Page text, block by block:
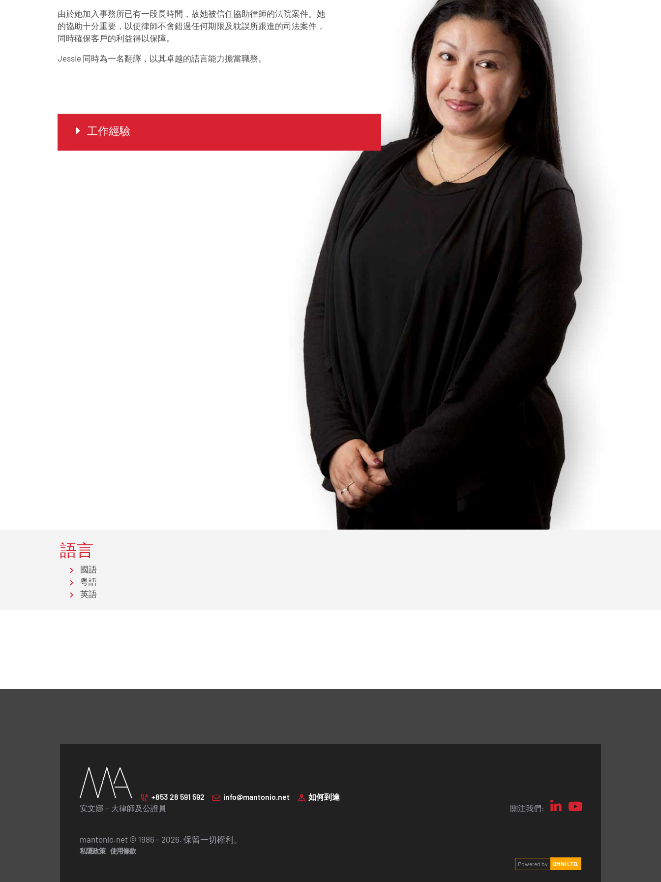
由於她加入事務所已有一段長時間，故她被信任協助律師的法院案件。她
的協助十分重要，以使律師不會錯過任何期限及耽誤所跟進的司法案件，
同時確保客戶的利益得以保障。
Jessie 同時為一名翻譯，以其卓越的語言能力擔當職務。
工作經驗
語言
國語
粵語
英語
+853 28 591 592 info@mantonio.net 如何到達
安文娜－大律師及公證員 關注我們:
mantonio.net © 1986 – 2026. 保留一切權利。
私隱政策 使用條款
Powered by OMNI LTD.